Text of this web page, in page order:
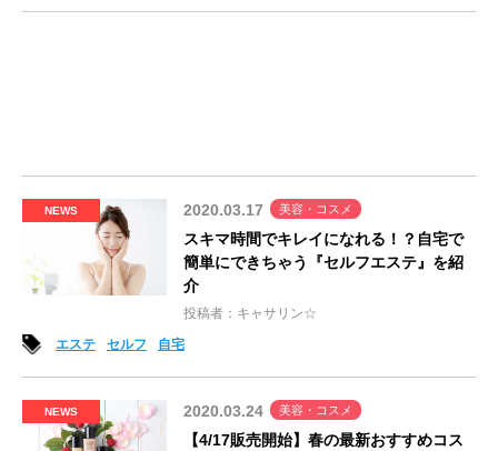
NEWS 2020.03.17 美容・コスメ
スキマ時間でキレイになれる！？自宅で
簡単にできちゃう『セルフエステ』を紹
介
投稿者：キャサリン☆
エステ
セルフ 自宅
NEWS 2020.03.24 美容・コスメ
【4/17販売開始】春の最新おすすめコス